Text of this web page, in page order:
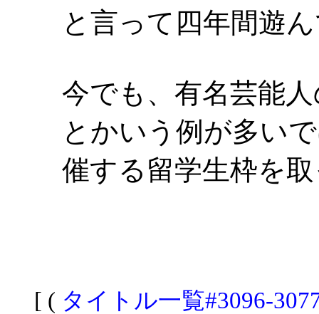
と言って四年間遊
今でも、有名芸能人
とかいう例が多いで
催する留学生枠を
[ ( タイトル一覧#3096-